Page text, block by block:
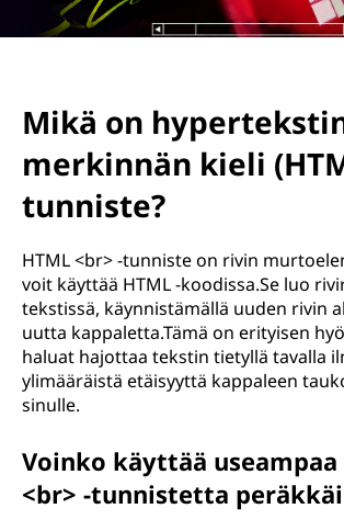
Mikä on
merkinnän kieli
tunniste?
HTML <br> -tunniste on rivin
voit käyttää HTML -koodissa.Se luo
tekstissä, käynnistämällä uuden rivin
uutta kappaletta.Tämä on erityisen
haluat hajottaa tekstin tietyllä tavalla
ylimääräistä etäisyyttä kappaleen
sinulle.
Voinko käyttää
<br> -tunnistetta